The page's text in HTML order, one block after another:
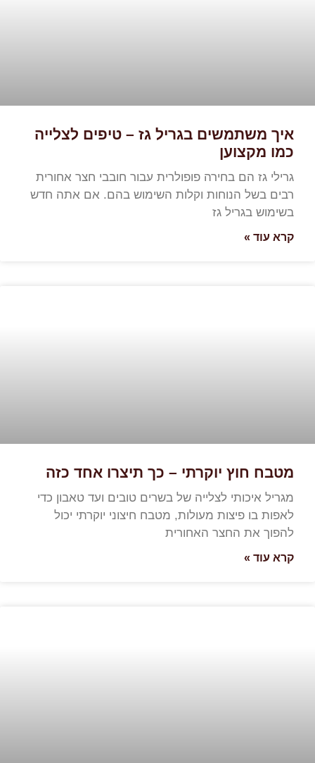
איך משתמשים בגריל גז – טיפים לצלייה
כמו מקצוען
גרילי גז הם בחירה פופולרית עבור חובבי חצר אחורית
רבים בשל הנוחות וקלות השימוש בהם. אם אתה חדש
בשימוש בגריל גז
קרא עוד »
מטבח חוץ יוקרתי – כך תיצרו אחד כזה
מגריל איכותי לצלייה של בשרים טובים ועד טאבון כדי
לאפות בו פיצות מעולות, מטבח חיצוני יוקרתי יכול
להפוך את החצר האחורית
קרא עוד »